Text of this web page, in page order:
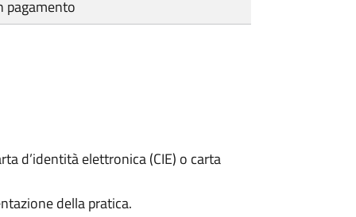
pagamento
d’identità elettronica (CIE) o carta
della pratica.